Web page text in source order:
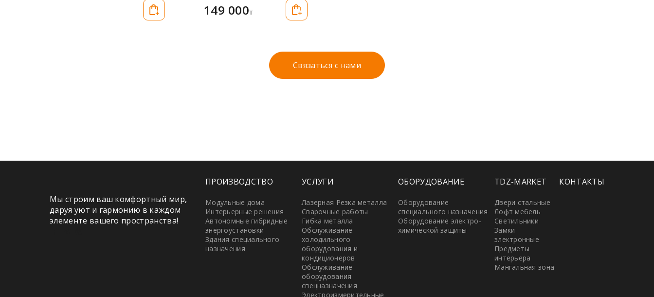
149 000₸
Связаться с нами
Мы строим ваш комфортный мир,
даруя уют и гармонию в каждом
элементе вашего пространства!
ПРОИЗВОДСТВО
Модульные дома
Интерьерные решения
Автономные гибридные
энергоустановки
Здания специального
назначения
УСЛУГИ
Лазерная Резка металла
Сварочные работы
Гибка металла
Обслуживание
холодильного
оборудования и
кондиционеров
Обслуживание
оборудования
спецназначения
Электроизмерительные
ОБОРУДОВАНИЕ
Оборудование
специального назначения
Оборудование электро-
химической защиты
TDZ-MARKET
Двери стальные
Лофт мебель
Светильники
Замки
электронные
Предметы
интерьера
Мангальная зона
КОНТАКТЫ